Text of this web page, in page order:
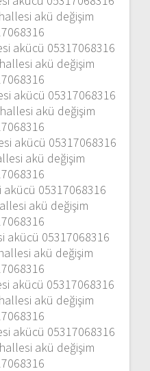
akü değişim
akücü 05317068316
akü değişim
akücü 05317068316
akü değişim
akücü 05317068316
akü değişim
akücü 05317068316
akü değişim
akücü 05317068316
akü değişim
akücü 05317068316
akü değişim
akücü 05317068316
akü değişim